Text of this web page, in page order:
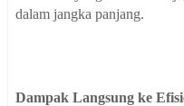
dalam jangka panjang.
Dampak Langsung ke